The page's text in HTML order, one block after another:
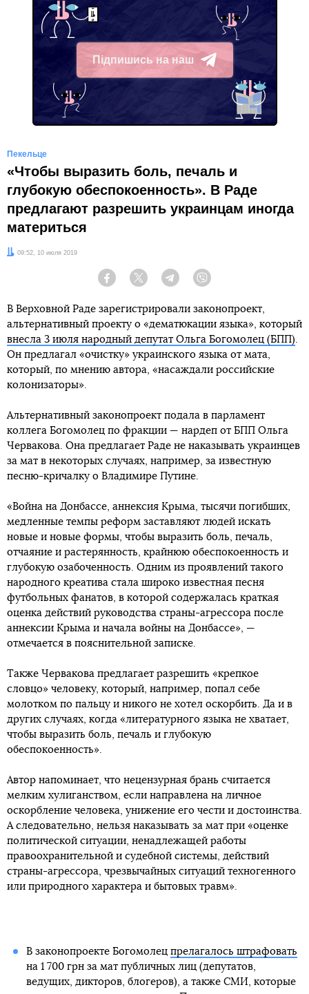
Підпишись на наш
Telegram
Пекельце
«Чтобы выразить боль, печаль и
глубокую обеспокоенность». В Раде
предлагают разрешить украинцам иногда
материться
Дата:09:52, 10 июля 2019
Facebook Twitter Telegram
В Верховной Раде зарегистрировали законопроект,
альтернативный проекту о «дематюкации языка», который
внесла 3 июля народный депутат Ольга Богомолец (БПП).
Он предлагал «очистку» украинского языка от мата,
который, по мнению автора, «насаждали российские
колонизаторы».
Альтернативный законопроект подала в парламент
коллега Богомолец по фракции — нардеп от БПП Ольга
Червакова. Она предлагает Раде не наказывать украинцев
за мат в некоторых случаях, например, за известную
песню-кричалку о Владимире Путине.
«Война на Донбассе, аннексия Крыма, тысячи погибших,
медленные темпы реформ заставляют людей искать
новые и новые формы, чтобы выразить боль, печаль,
отчаяние и растерянность, крайнюю обеспокоенность и
глубокую озабоченность. Одним из проявлений такого
народного креатива стала широко известная песня
футбольных фанатов, в которой содержалась краткая
оценка действий руководства страны-агрессора после
аннексии Крыма и начала войны на Донбассе», —
отмечается в пояснительной записке.
Также Червакова предлагает разрешить «крепкое
словцо» человеку, который, например, попал себе
молотком по пальцу и никого не хотел оскорбить. Да и в
других случаях, когда «литературного языка не хватает,
чтобы выразить боль, печаль и глубокую
обеспокоенность».
Автор напоминает, что нецензурная брань считается
мелким хулиганством, если направлена на личное
оскорбление человека, унижение его чести и достоинства.
А следовательно, нельзя наказывать за мат при «оценке
политической ситуации, ненадлежащей работы
правоохранительной и судебной системы, действий
страны-агрессора, чрезвычайных ситуаций техногенного
или природного характера и бытовых травм».
В законопроекте Богомолец прелагалось штрафовать
на 1 700 грн за мат публичных лиц (депутатов,
ведущих, дикторов, блогеров), а также СМИ, которые